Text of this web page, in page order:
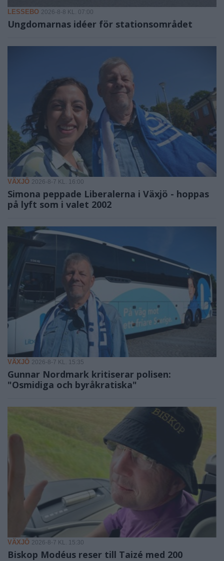
LESSEBO 2026-8-8 KL. 07:00
Ungdomarnas idéer för stationsområdet
VÄXJÖ 2026-8-7 KL. 16:00
Simona peppade Liberalerna i Växjö - hoppas
på lyft som i valet 2002
VÄXJÖ 2026-8-7 KL. 15:35
Gunnar Nordmark kritiserar polisen:
"Osmidiga och byråkratiska"
VÄXJÖ 2026-8-7 KL. 15:30
Biskop Modéus reser till Taizé med 200